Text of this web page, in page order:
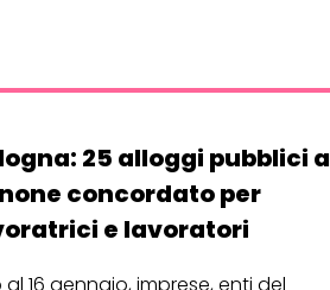
25 alloggi pubblici a
concordato per
e lavoratori
al 16 gennaio, imprese, enti del